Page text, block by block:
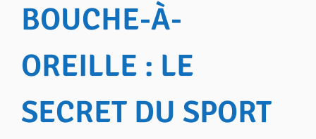
BOUCHE-À-
OREILLE : LE
SECRET DU SPORT